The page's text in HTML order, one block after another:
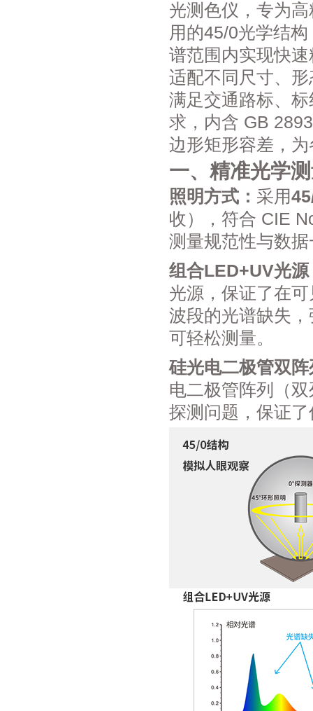
光测色仪，专为
用的45/0光学结
谱范围内实现快
适配不同尺寸、
满足交通路标、
求，内含 GB
边形矩形容差，
一、精准光学
照明方式： 采用
收），符合 CIE
测量规范性与数
组合LED+UV光源
光源，保证了在
波段的光谱缺失
可轻松测量。
硅光电二极管双
电二极管阵列（
探测问题，保证